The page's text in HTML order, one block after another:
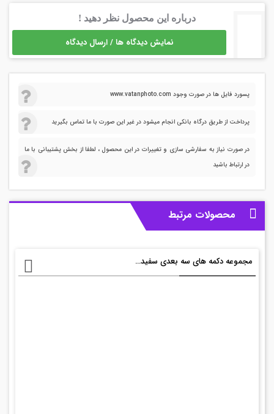
درباره این محصول نظر دهید !
نمایش دیدگاه ها / ارسال دیدگاه
پسورد فایل ها در صورت وجود www.vatanphoto.com
پرداخت از طریق درگاه بانکی انجام میشود در غیر این صورت با ما تماس بگیرید
در صورت نیاز به سفارشی سازی و تغییرات در این محصول ، لطفا از بخش پشتیبانی با ما
در ارتباط باشید
محصولات مرتبط
مجموعه دکمه های سه بعدی سفید برای طراحی سایت+ psd